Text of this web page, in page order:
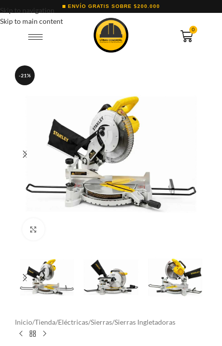
Skip to navigation
Skip to main content
ENVÍO GRATIS SOBRE $200.000
0
-21%
Inicio/Tienda/Eléctricas/Sierras/Sierras Ingletadoras